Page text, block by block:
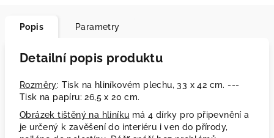
Popis Parametry
Detailní popis produktu
Rozměry: Tisk na hliníkovém plechu, 33 x 42 cm. ---
Tisk na papíru: 26,5 x 20 cm.
Obrázek tištěný na hliníku má 4 dírky pro připevnění a
je určený k zavěšení do interiéru i ven do přírody,